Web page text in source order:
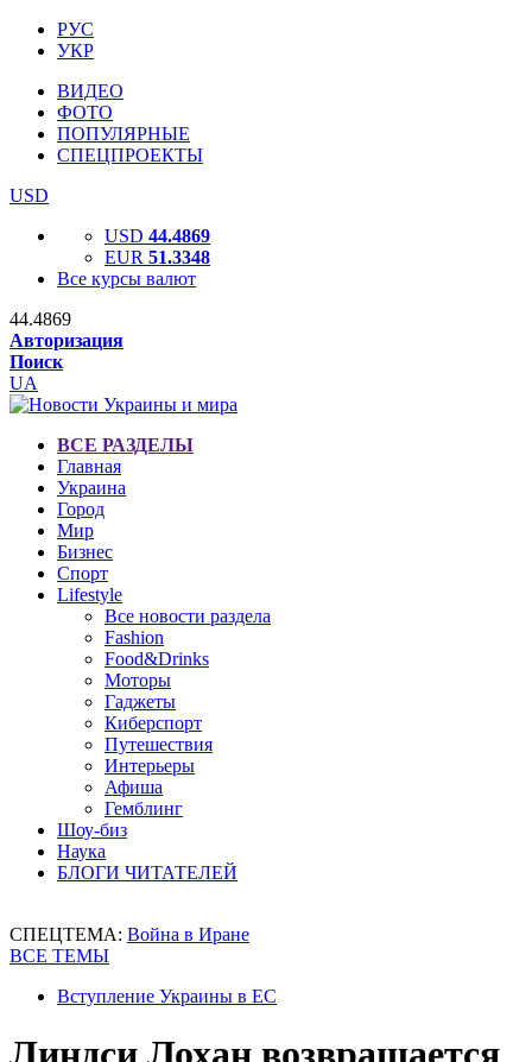
РУС
УКР
ВИДЕО
ФОТО
ПОПУЛЯРНЫЕ
СПЕЦПРОЕКТЫ
USD
USD 44.4869
EUR 51.3348
Все курсы валют
44.4869
Авторизация
Поиск
UA
ВСЕ РАЗДЕЛЫ
Главная
Украина
Город
Мир
Бизнес
Спорт
Lifestyle
Все новости раздела
Fashion
Food&Drinks
Моторы
Гаджеты
Киберспорт
Путешествия
Интерьеры
Афиша
Гемблинг
Шоу-биз
Наука
БЛОГИ ЧИТАТЕЛЕЙ
СПЕЦТЕМА: Война в Иране
ВСЕ ТЕМЫ
Вступление Украины в ЕС